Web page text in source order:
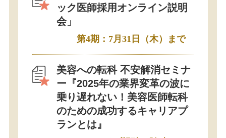
ック医師採用オンライン説明
会」
第4期：7月31日（木）まで
美容への転科 不安解消セミナ
ー『2025年の業界変革の波に
乗り遅れない！美容医師転科
のための成功するキャリアプ
ランとは』